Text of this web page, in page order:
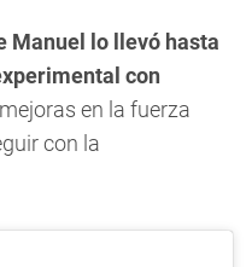
Manuel lo llevó hasta
con
en la fuerza
con la